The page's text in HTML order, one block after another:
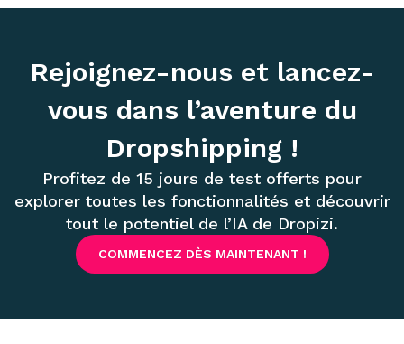
Rejoignez-nous et lancez-
vous dans l’aventure du
Dropshipping !
Profitez de 15 jours de test offerts pour
explorer toutes les fonctionnalités et découvrir
tout le potentiel de l’IA de Dropizi.
COMMENCEZ DÈS MAINTENANT !